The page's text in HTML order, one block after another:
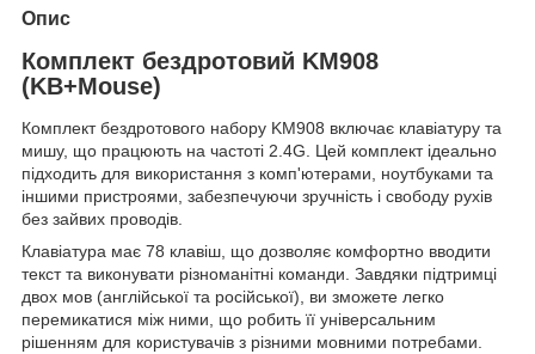
Опис
Комплект бездротовий KM908
(KB+Mouse)
Комплект бездротового набору KM908 включає клавіатуру та
мишу, що працюють на частоті 2.4G. Цей комплект ідеально
підходить для використання з комп'ютерами, ноутбуками та
іншими пристроями, забезпечуючи зручність і свободу рухів
без зайвих проводів.
Клавіатура має 78 клавіш, що дозволяє комфортно вводити
текст та виконувати різноманітні команди. Завдяки підтримці
двох мов (англійської та російської), ви зможете легко
перемикатися між ними, що робить її універсальним
рішенням для користувачів з різними мовними потребами.